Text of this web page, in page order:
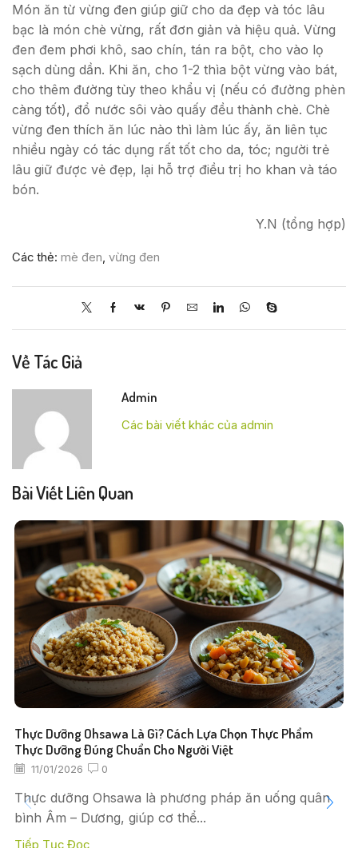
Món ăn từ vừng đen giúp giữ cho da đẹp và tóc lâu
bạc là món chè vừng, rất đơn giản và hiệu quả. Vừng
đen đem phơi khô, sao chín, tán ra bột, cho vào lọ
sạch dùng dần. Khi ăn, cho 1-2 thìa bột vừng vào bát,
cho thêm đường tùy theo khẩu vị (nếu có đường phèn
càng tốt), đổ nước sôi vào quấy đều thành chè. Chè
vừng đen thích ăn lúc nào thì làm lúc ấy, ăn liên tục
nhiều ngày có tác dụng rất tốt cho da, tóc; người trẻ
lâu giữ được vẻ đẹp, lại hỗ trợ điều trị ho khan và táo
bón.
Y.N (tổng hợp)
Các thẻ: mè đen, vừng đen
Về Tác Giả
Admin
Các bài viết khác của admin
Bài Viết Liên Quan
Thực Dưỡng Ohsawa Là Gì? Cách Lựa Chọn Thực Phẩm
Thực Dưỡng Đúng Chuẩn Cho Người Việt
11/01/2026 0
Thực dưỡng Ohsawa là phương pháp ăn uống quân
bình Âm – Dương, giúp cơ thể...
Tiếp Tục Đọc